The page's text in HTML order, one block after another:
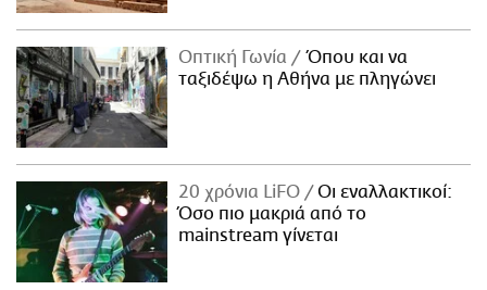
Οπτική Γωνία
Όπου και να
ταξιδέψω η Αθήνα με πληγώνει
20 χρόνια LiFO
Οι εναλλακτικοί:
Όσο πιο μακριά από το
mainstream γίνεται